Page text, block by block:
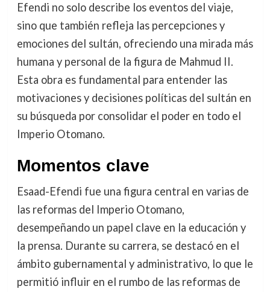
Efendi no solo describe los eventos del viaje,
sino que también refleja las percepciones y
emociones del sultán, ofreciendo una mirada más
humana y personal de la figura de Mahmud II.
Esta obra es fundamental para entender las
motivaciones y decisiones políticas del sultán en
su búsqueda por consolidar el poder en todo el
Imperio Otomano.
Momentos clave
Esaad-Efendi fue una figura central en varias de
las reformas del Imperio Otomano,
desempeñando un papel clave en la educación y
la prensa. Durante su carrera, se destacó en el
ámbito gubernamental y administrativo, lo que le
permitió influir en el rumbo de las reformas de